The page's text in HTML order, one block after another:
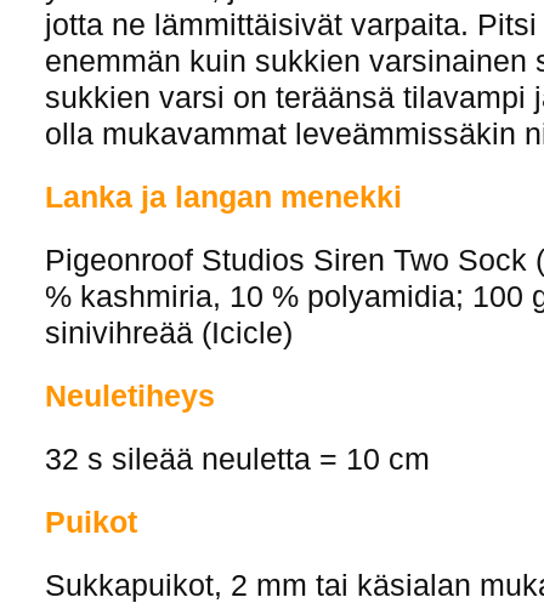
jotta ne lämmittäisivät varpaita.
enemmän kuin sukkien varsinainen
sukkien varsi on teräänsä tilavampi
olla mukavammat leveämmissäkin
Lanka ja langan menekki
Pigeonroof Studios Siren Two Sock
% kashmiria, 10 % polyamidia; 100
sinivihreää (Icicle)
Neuletiheys
32 s sileää neuletta = 10 cm
Puikot
Sukkapuikot, 2 mm tai käsialan